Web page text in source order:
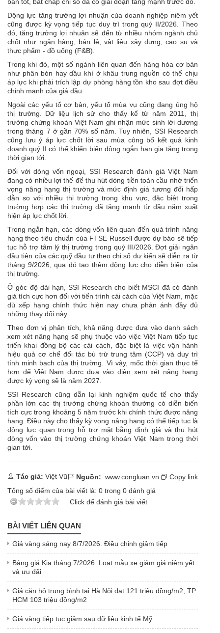
Động lực tăng trưởng lợi nhuận của doanh nghiệp niêm yết
cũng được kỳ vọng tiếp tục duy trì trong quý II/2026. Theo
đó, tăng trưởng lợi nhuận sẽ đến từ nhiều nhóm ngành chủ
chốt như ngân hàng, bán lẻ, vật liệu xây dựng, cao su và
thực phẩm - đồ uống (F&B).
Trong khi đó, một số ngành liên quan đến hàng hóa cơ bản
như phân bón hay dầu khí ở khâu trung nguồn có thể chịu
áp lực khi phải trích lập dự phòng hàng tồn kho sau đợt điều
chỉnh mạnh của giá dầu.
Ngoài các yếu tố cơ bản, yếu tố mùa vụ cũng đang ủng hộ
thị trường. Dữ liệu lịch sử cho thấy kể từ năm 2011, thị
trường chứng khoán Việt Nam ghi nhận mức sinh lời dương
trong tháng 7 ở gần 70% số năm. Tuy nhiên, SSI Research
cũng lưu ý áp lực chốt lời sau mùa công bố kết quả kinh
doanh quý II có thể khiến biến động ngắn hạn gia tăng trong
thời gian tới.
Đối với dòng vốn ngoại, SSI Research đánh giá Việt Nam
đang có nhiều lợi thế để thu hút dòng tiền toàn cầu nhờ triển
vọng nâng hạng thị trường và mức định giá tương đối hấp
dẫn so với nhiều thị trường trong khu vực, đặc biệt trong
trường hợp các thị trường đã tăng mạnh từ đầu năm xuất
hiện áp lực chốt lời.
Trong ngắn hạn, các dòng vốn liên quan đến quá trình nâng
hạng theo tiêu chuẩn của FTSE Russell được dự báo sẽ tiếp
tục hỗ trợ tâm lý thị trường trong quý III/2026. Đợt giải ngân
đầu tiên của các quỹ đầu tư theo chỉ số dự kiến sẽ diễn ra từ
tháng 9/2026, qua đó tạo thêm động lực cho diễn biến của
thị trường.
Ở góc độ dài hạn, SSI Research cho biết MSCI đã có đánh
giá tích cực hơn đối với tiến trình cải cách của Việt Nam, mặc
dù xếp hạng chính thức hiện nay chưa phản ánh đầy đủ
những thay đổi này.
Theo đơn vị phân tích, khả năng được đưa vào danh sách
xem xét nâng hạng sẽ phụ thuộc vào việc Việt Nam tiếp tục
triển khai đồng bộ các cải cách, đặc biệt là việc vận hành
hiệu quả cơ chế đối tác bù trừ trung tâm (CCP) và duy trì
tính minh bạch của thị trường. Vì vậy, mốc thời gian thực tế
hơn để Việt Nam được đưa vào diện xem xét nâng hạng
được kỳ vọng sẽ là năm 2027.
SSI Research cũng dẫn lại kinh nghiệm quốc tế cho thấy
phần lớn các thị trường chứng khoán thường có diễn biến
tích cực trong khoảng 5 năm trước khi chính thức được nâng
hạng. Điều này cho thấy kỳ vọng nâng hạng có thể tiếp tục là
động lực quan trọng hỗ trợ mặt bằng định giá và thu hút
dòng vốn vào thị trường chứng khoán Việt Nam trong thời
gian tới.
Tác giả: Việt Vũ Nguồn: www.congluan.vn
Copy link
Tổng số điểm của bài viết là: 0 trong 0 đánh giá
Click để đánh giá bài viết
BÀI VIẾT LIÊN QUAN
Giá vàng sáng nay 8/7/2026: Điều chỉnh giảm tiếp
Bảng giá Kia tháng 7/2026: Loạt mẫu xe giảm giá niêm yết
và ưu đãi
Giá căn hộ trung bình tại Hà Nội đạt 121 triệu đồng/m2, TP
HCM 103 triệu đồng/m2
Giá vàng tiếp tục giảm sau dữ liệu kinh tế Mỹ